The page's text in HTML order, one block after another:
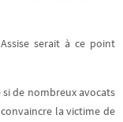
serait à ce point
de nombreux avocats
la victime de